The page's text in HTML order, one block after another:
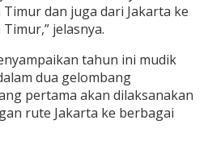
dan juga dari Jakarta ke
jelasnya.
tahun ini mudik
dua gelombang
pertama akan dilaksanakan
rute Jakarta ke berbagai